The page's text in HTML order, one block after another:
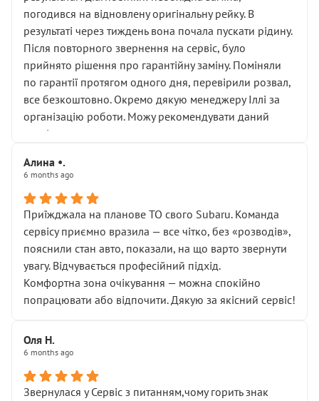
погодився на відновлену оригінальну рейку. В
результаті через тиждень вона почала пускати рідину.
Після повторного звернення на сервіс, було
прийнято рішення про гарантійну заміну. Поміняли
по гарантії протягом одного дня, перевірили розвал,
все безкоштовно. Окремо дякую менеджеру Іллі за
організацію роботи. Можу рекомендувати даний
сервіс.
Алина •.
6 months ago
Приїжджала на планове ТО свого Subaru. Команда
сервісу приємно вразила — все чітко, без «розводів»,
пояснили стан авто, показали, на що варто звернути
увагу. Відчувається професійний підхід.
Комфортна зона очікування — можна спокійно
попрацювати або відпочити. Дякую за якісний сервіс!
Оля Н.
6 months ago
Звернулася у Сервіс з питанням,чому горить знак